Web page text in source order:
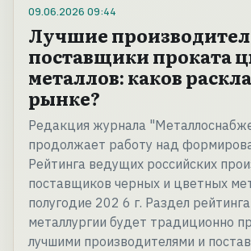
09.06.2026 09:44
Лучшие
поставщики проката
металлов: каков
рынке?
Редакция журнала
продолжает работу над
Рейтинга ведущих российских
поставщиков черных и цветных
полугодие 202 6 г. Раздел
металлургии будет традиционно
лучшими производителями и